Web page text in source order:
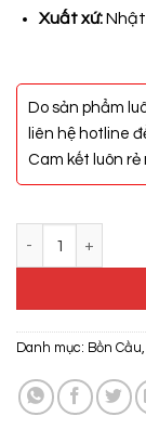
Xuất xứ:Nhật
Do sản phẩm
liên hệ hotline
Cam kết luôn
Danh mục: Bồn Cầu,